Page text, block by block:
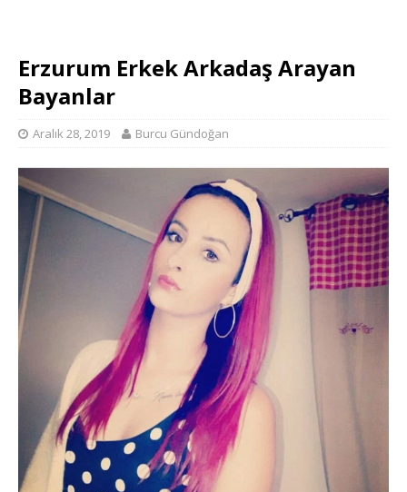
Erzurum Erkek Arkadaş Arayan
Bayanlar
Aralık 28, 2019 Burcu Gündoğan